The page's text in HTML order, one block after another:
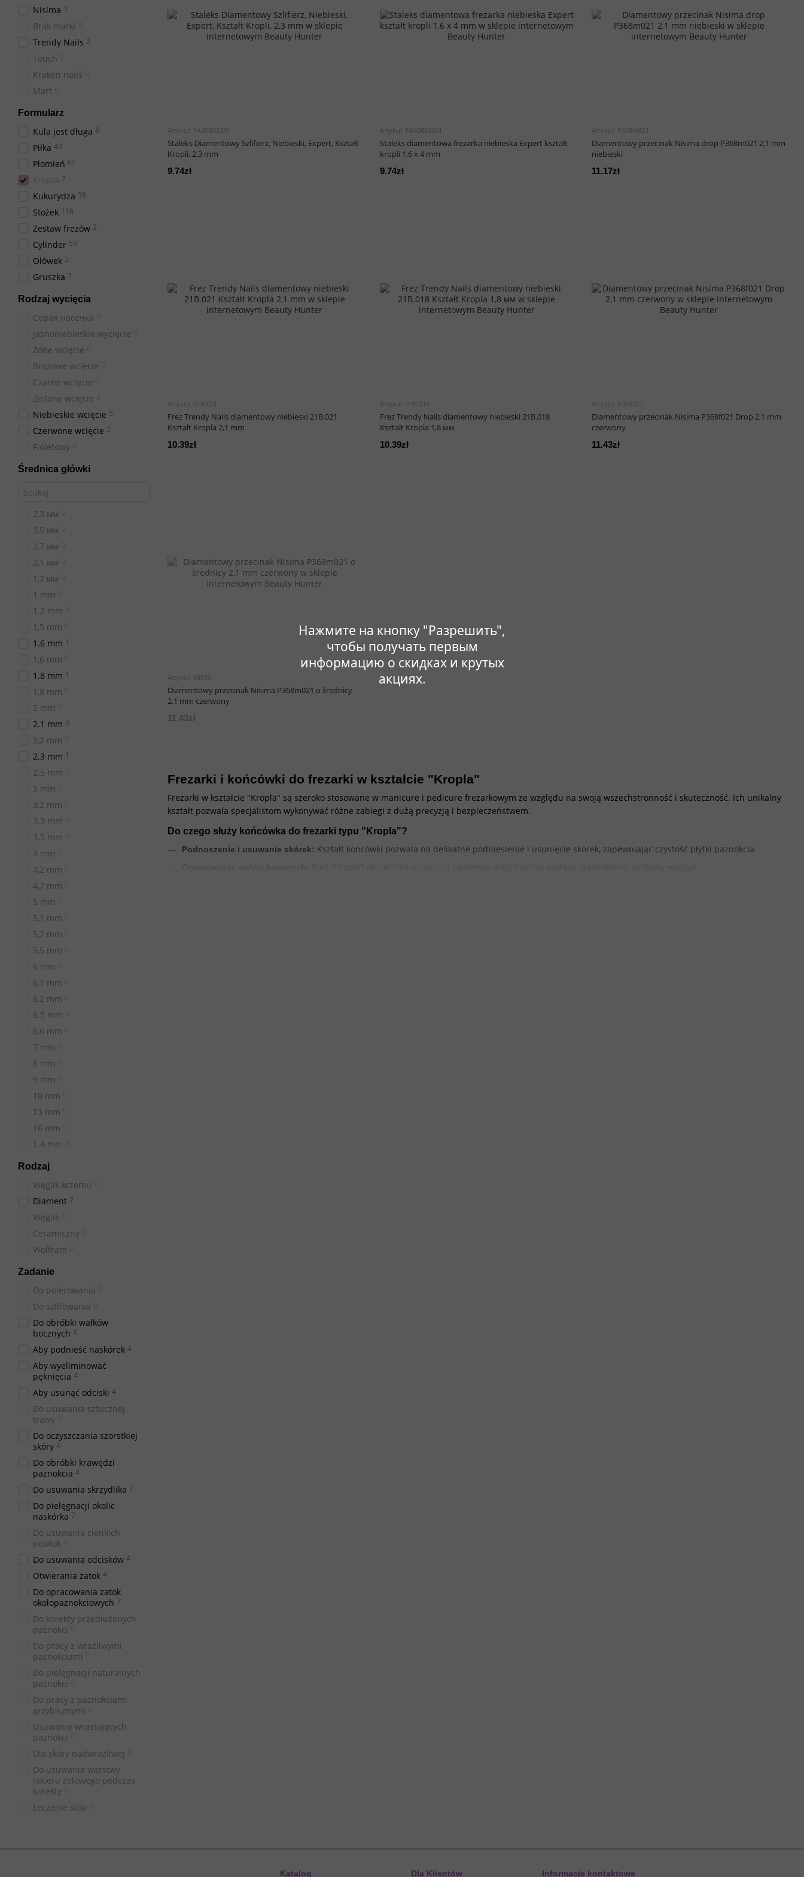
Нажмите на кнопку "Разрешить",
чтобы получать первым
информацию о скидках и крутых
акциях.
Artykuł: FA40B023/5
Staleks Diamentowy Szlifierz, Niebieski, Expert, Kształt
Kropli, 2,3 mm
9.74zł
Artykuł: FA40B016/4
Staleks diamentowa frezarka niebieska Expert kształt
kropli 1,6 х 4 mm
9.74zł
Artykuł: P368m021
Diamentowy przecinak Nisima drop P368m021 2,1 mm
niebieski
11.17zł
Artykuł: 21B.021
Frez Trendy Nails diamentowy niebieski 21B.021
Kształt Kropla 2,1 mm
10.39zł
Artykuł: 21B.018
Frez Trendy Nails diamentowy niebieski 21B.018
Kształt Kropla 1,8 мм
10.39zł
Artykuł: P368f021
Diamentowy przecinak Nisima P368f021 Drop 2,1 mm
czerwony
11.43zł
Artykuł: 04590
Diamentowy przecinak Nisima P368m021 o średnicy
2,1 mm czerwony
11.43zł
Frezarki i końcówki do frezarki w kształcie "Kropla"
Frezarki w kształcie "Kropla" są szeroko stosowane w manicure i pedicure frezarkowym ze względu na swoją wszechstronność i skuteczność. Ich unikalny
kształt pozwala specjalistom wykonywać różne zabiegi z dużą precyzją i bezpieczeństwem.
Do czego służy końcówka do frezarki typu "Kropla"?
Podnoszenie i usuwanie skórek: Kształt końcówki pozwala na delikatne podniesienie i usunięcie skórek, zapewniając czystość płytki paznokcia.
Nisima 3
Brak marki
Trendy Nails 2
Touch
Kraken nails
Mart
Formularz
Kula jest długa 8
Piłka 40
Płomień 61
7
Kukurydza 38
Stożek 116
Zestaw frezów 2
Cylinder 59
Ołówek 2
Gruszka 7
Rodzaj wycięcia
Серая насечка
Jasnoniebieskie wycięcie
Żółte wcięcie
Brązowe wcięcie
Czarne wcięcie
Zielone wcięcie
Niebieskie wcięcie 5
Czerwone wcięcie 2
Fioletowy
Średnica główki
2,3 мм
3,5 мм
2,7 мм
2,1 мм
1,7 мм
1 mm
1.2 mm
1,5 mm
1.6 mm 1
1,6 mm
1.8 mm 1
1,8 mm
2 mm
2.1 mm 4
2,2 mm
2.3 mm 1
2.5 mm
3 mm
3,2 mm
3.3 mm
3.5 mm
4 mm
4,2 mm
4,7 mm
5 mm
5,1 mm
5,2 mm
5,5 mm
6 mm
6,1 mm
6,2 mm
6.5 mm
6,6 mm
7 mm
8 mm
9 mm
10 mm
13 mm
16 mm
1.4 mm
Rodzaj
Węglik krzemu
Diament 7
Węglik
Ceramiczny
Wolfram
Zadanie
Do polerowania
Do szlifowania
Do obróbki wałków
bocznych 4
Aby podnieść naskórek 4
Aby wyeliminować
pęknięcia 4
Aby usunąć odciski 4
Do usuwania sztucznej
trawy
Do oczyszczania szorstkiej
skóry 4
Do obróbki krawędzi
paznokcia 4
Do usuwania skrzydlika 7
Do pielęgnacji okolic
naskórka 7
Do usuwania cienkich
powłok
Do usuwania odcisków 4
Otwierania zatok 4
Do opracowania zatok
okołopaznokciowych 7
Do korekty przedłużonych
paznokci
Do pracy z wrażliwymi
paznokciami
Do pielęgnacji naturalnych
paznokci
Do pracy z paznokciami
grzybicznymi
Usuwanie wrastających
paznokci
Dla skóry nadwrażliwej
Do usuwania warstwy
lakieru żelowego podczas
korekty
Leczenie stóp
Katalog Dla Klientów Informacje kontaktowe